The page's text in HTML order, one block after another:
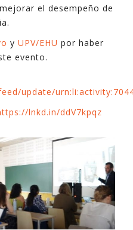
el desempeño de
y UPV/EHU por haber
evento.
update/
lnkd.in/ddV7kpqz